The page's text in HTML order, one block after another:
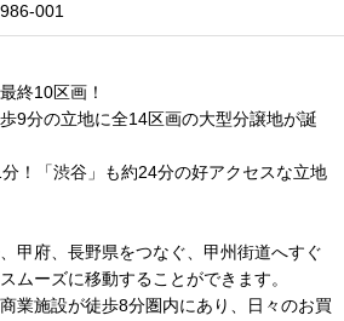
001
終10区画！
9分の立地に全14区画の大型分譲地が誕
分！「渋谷」も約24分の好アクセスな立地
甲府、長野県をつなぐ、甲州街道へすぐ
ムーズに移動することができます。
業施設が徒歩8分圏内にあり、日々のお買